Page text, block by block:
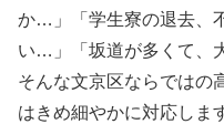
か…」「学生寮の退去、
い…」「坂道が多くて、
そんな文京区ならではの
はきめ細やかに対応しま